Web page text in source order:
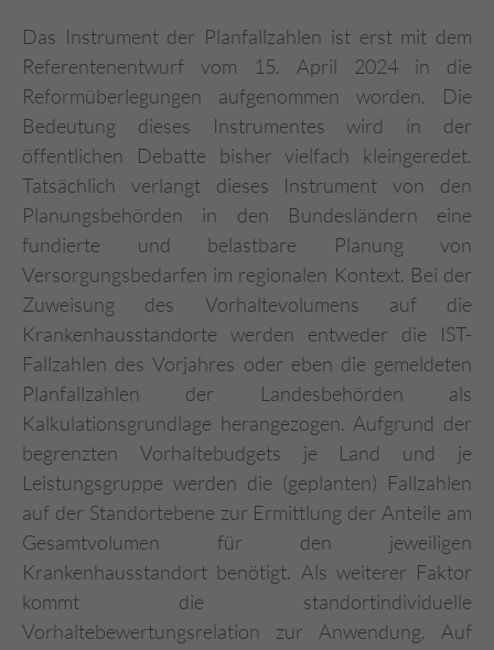
Das Instrument der Planfallzahlen ist erst mit dem
Referentenentwurf vom 15. April 2024 in die
Reformüberlegungen aufgenommen worden. Die
Bedeutung dieses Instrumentes wird in der
öffentlichen Debatte bisher vielfach kleingeredet.
Tatsächlich verlangt dieses Instrument von den
Planungsbehörden in den Bundesländern eine
fundierte und belastbare Planung von
Versorgungsbedarfen im regionalen Kontext. Bei der
Zuweisung des Vorhaltevolumens auf die
Krankenhausstandorte werden entweder die IST-
Fallzahlen des Vorjahres oder eben die gemeldeten
Planfallzahlen der Landesbehörden als
Kalkulationsgrundlage herangezogen. Aufgrund der
begrenzten Vorhaltebudgets je Land und je
Leistungsgruppe werden die (geplanten) Fallzahlen
auf der Standortebene zur Ermittlung der Anteile am
Gesamtvolumen für den jeweiligen
Krankenhausstandort benötigt. Als weiterer Faktor
kommt die standortindividuelle
Vorhaltebewertungsrelation zur Anwendung. Auf